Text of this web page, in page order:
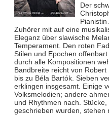
Der
Zuhörer mit auf eine
Eleganz über slawische
Temperament. Den roten
Stilen und Epochen
durch alle Kompositionen
Bandbreite reicht von
bis zu Béla Bartók. Sieben
erklingen insgesamt. Einige
Volksmelodien; andere
und Rhythmen nach.
geschrieben wurden, stehen